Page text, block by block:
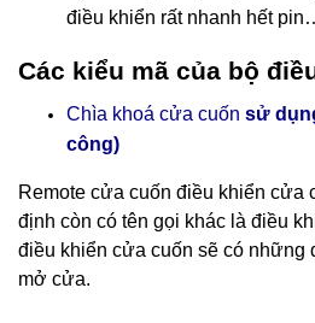
điều khiển rất nhanh hết
Các kiểu mã của bộ
Chìa khoá cửa cuốn sử
công)
Remote cửa cuốn điều khiển cửa
định còn có tên gọi khác là điều
điều khiển cửa cuốn sẽ có những
mở cửa.